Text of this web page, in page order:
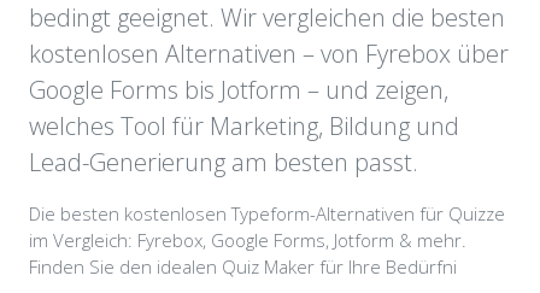
bedingt geeignet. Wir vergleichen die besten
kostenlosen Alternativen – von Fyrebox über
Google Forms bis Jotform – und zeigen,
welches Tool für Marketing, Bildung und
Lead-Generierung am besten passt.
Die besten kostenlosen Typeform-Alternativen für Quizze
im Vergleich: Fyrebox, Google Forms, Jotform & mehr.
Finden Sie den idealen Quiz Maker für Ihre Bedürfni